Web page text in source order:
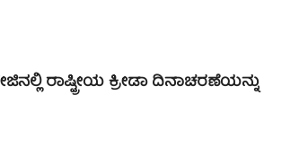
ರಾಷ್ಟ್ರೀಯ ಕ್ರೀಡಾ ದಿನಾಚರಣೆಯನ್ನು